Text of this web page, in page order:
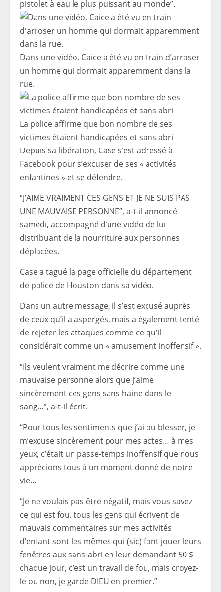
pistolet à eau le plus puissant au monde”.
Dans une vidéo, Caice a été vu en train d’arroser
un homme qui dormait apparemment dans la
rue.
La police affirme que bon nombre de ses
victimes étaient handicapées et sans abri
Depuis sa libération, Case s’est adressé à
Facebook pour s’excuser de ses « activités
enfantines » et se défendre.
“J’AIME VRAIMENT CES GENS ET JE NE SUIS PAS
UNE MAUVAISE PERSONNE”, a-t-il annoncé
samedi, accompagné d’une vidéo de lui
distribuant de la nourriture aux personnes
déplacées.
Case a tagué la page officielle du département
de police de Houston dans sa vidéo.
Dans un autre message, il s’est excusé auprès
de ceux qu’il a aspergés, mais a également tenté
de rejeter les attaques comme ce qu’il
considérait comme un « amusement inoffensif ».
“Ils veulent vraiment me décrire comme une
mauvaise personne alors que j’aime
sincèrement ces gens sans haine dans le
sang…”, a-t-il écrit.
“Pour tous les sentiments que j’ai pu blesser, je
m’excuse sincèrement pour mes actes… à mes
yeux, c’était un passe-temps inoffensif que nous
apprécions tous à un moment donné de notre
vie…
“Je ne voulais pas être négatif, mais vous savez
ce qui est fou, tous les gens qui écrivent de
mauvais commentaires sur mes activités
d’enfant sont les mêmes qui (sic) font jouer leurs
fenêtres aux sans-abri en leur demandant 50 $
chaque jour, c’est un travail de fou, mais croyez-
le ou non, je garde DIEU en premier.”